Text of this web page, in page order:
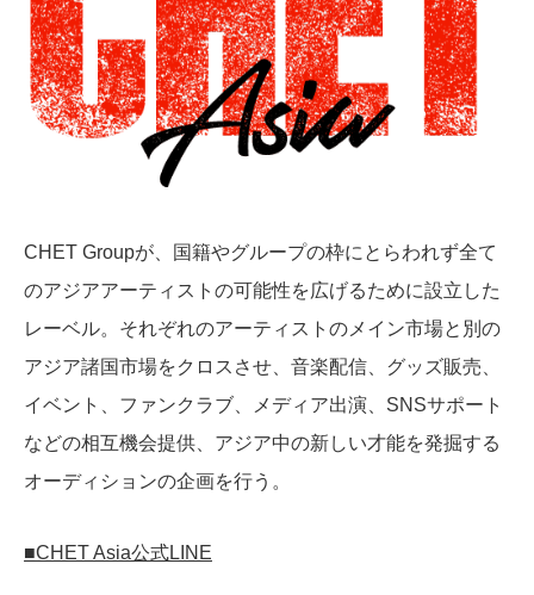
CHET Groupが、国籍やグループの枠にとらわれず全て
のアジアアーティストの可能性を広げるために設立した
レーベル。それぞれのアーティストのメイン市場と別の
アジア諸国市場をクロスさせ、音楽配信、グッズ販売、
イベント、ファンクラブ、メディア出演、SNSサポート
などの相互機会提供、アジア中の新しい才能を発掘する
オーディションの企画を行う。
■CHET Asia公式LINE